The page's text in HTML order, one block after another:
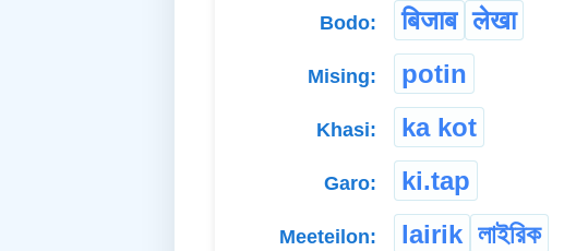
Bodo: बिजाब लेखा
Mising: potin
Khasi: ka kot
Garo: ki.tap
Meeteilon: lairik লাইরিক